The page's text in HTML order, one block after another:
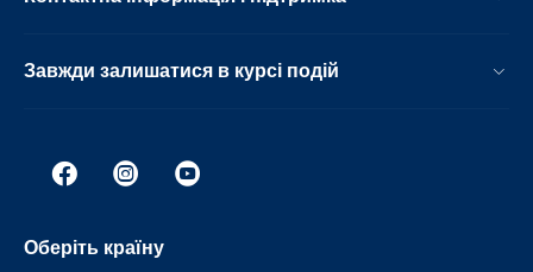
Завжди залишатися в курсі подій
Оберіть країну